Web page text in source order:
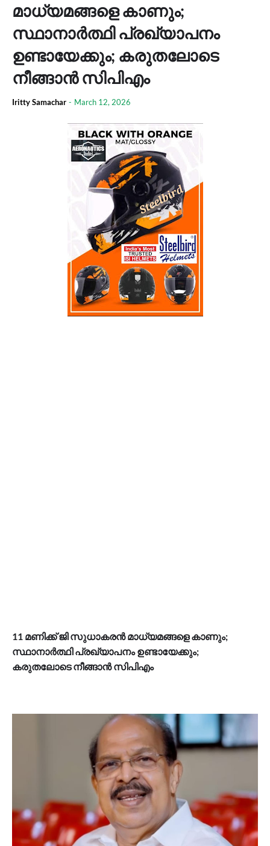
മാധ്യമങ്ങളെ കാണും;
സ്ഥാനാർത്ഥി പ്രഖ്യാപനം
ഉണ്ടായേക്കും; കരുതലോടെ
നീങ്ങാൻ സിപിഎം
Iritty Samachar - March 12, 2026
11 മണിക്ക് ജി സുധാകരൻ മാധ്യമങ്ങളെ കാണും;
സ്ഥാനാർത്ഥി പ്രഖ്യാപനം ഉണ്ടായേക്കും;
കരുതലോടെ നീങ്ങാൻ സിപിഎം